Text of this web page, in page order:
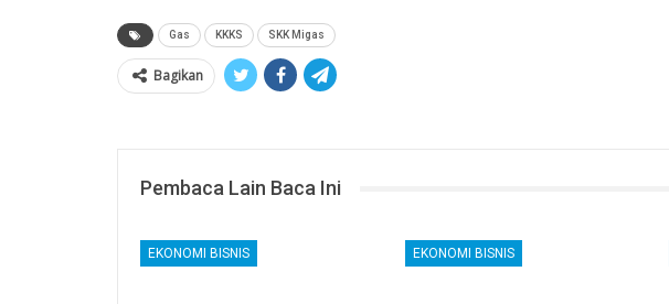
Gas KKKS SKK Migas
Bagikan
Pembaca Lain Baca Ini
EKONOMI BISNIS EKONOMI BISNIS